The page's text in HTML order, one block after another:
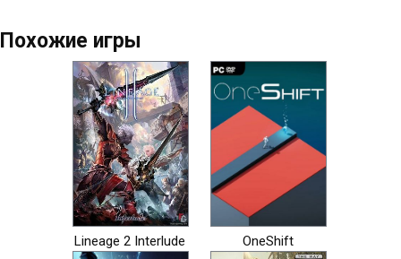
Похожие игры
Lineage 2 Interlude OneShift